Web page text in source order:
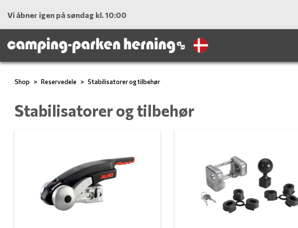
Vi åbner igen på søndag kl. 10:00
Shop Reservedele Stabilisatorer og tilbehør
Stabilisatorer og tilbehør